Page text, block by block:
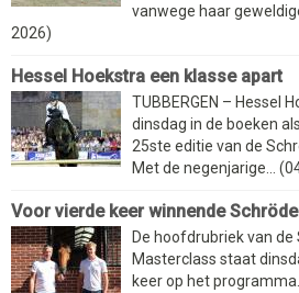
vanwege haar
2026)
Hessel Hoekstra een klasse apart
TUBBERGEN – Hessel
dinsdag in de boeken
25ste editie van de
Met de negenjarige...
Voor vierde keer winnende
De hoofdrubriek van de
Masterclass staat
keer op het